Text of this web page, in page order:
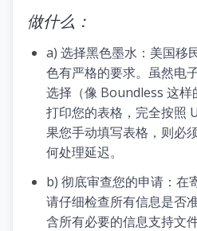
做什么：
a) 选择黑色墨水：美国移
色有严格的要求。虽然电
选择（像 Boundless 这样
打印您的表格，完全按照
果您手动填写表格，则必
何处理延迟。
b) 彻底审查您的申请：在
请仔细检查所有信息是否
含所有必要的信息支持文